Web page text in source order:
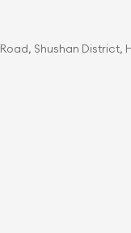
Shushan District,